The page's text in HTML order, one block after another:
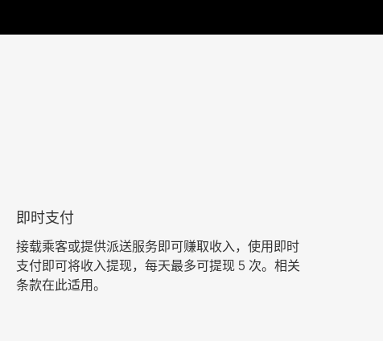
即时支付
接载乘客或提供派送服务即可赚取收入，使用即时
支付即可将收入提现，每天最多可提现 5 次。相关
条款在此适用。